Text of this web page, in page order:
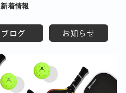
新着情報
ブログ お知らせ